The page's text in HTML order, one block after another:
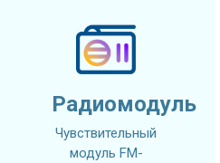
Радиомодуль
Чувствительный
модуль FM-